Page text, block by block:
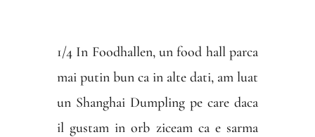
1/4 In Foodhallen, un food hall parca
mai putin bun ca in alte dati, am luat
un Shanghai Dumpling pe care daca
il gustam in orb ziceam ca e sarma